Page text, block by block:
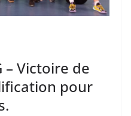
– Victoire de
pour